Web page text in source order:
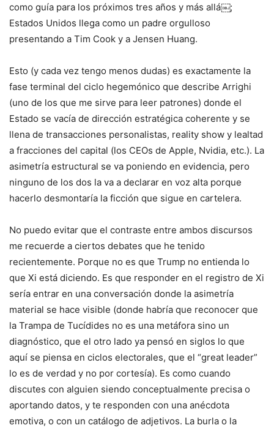
como guía para los próximos tres años y más allá￼;
Estados Unidos llega como un padre orgulloso
presentando a Tim Cook y a Jensen Huang.
Esto (y cada vez tengo menos dudas) es exactamente la
fase terminal del ciclo hegemónico que describe Arrighi
(uno de los que me sirve para leer patrones) donde el
Estado se vacía de dirección estratégica coherente y se
llena de transacciones personalistas, reality show y lealtad
a fracciones del capital (los CEOs de Apple, Nvidia, etc.). La
asimetría estructural se va poniendo en evidencia, pero
ninguno de los dos la va a declarar en voz alta porque
hacerlo desmontaría la ficción que sigue en cartelera.
No puedo evitar que el contraste entre ambos discursos
me recuerde a ciertos debates que he tenido
recientemente. Porque no es que Trump no entienda lo
que Xi está diciendo. Es que responder en el registro de Xi
sería entrar en una conversación donde la asimetría
material se hace visible (donde habría que reconocer que
la Trampa de Tucídides no es una metáfora sino un
diagnóstico, que el otro lado ya pensó en siglos lo que
aquí se piensa en ciclos electorales, que el “great leader”
lo es de verdad y no por cortesía). Es como cuando
discutes con alguien siendo conceptualmente precisa o
aportando datos, y te responden con una anécdota
emotiva, o con un catálogo de adjetivos. La burla o la